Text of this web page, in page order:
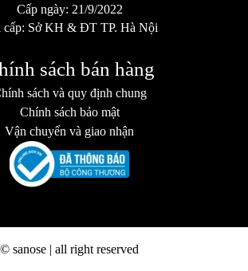
Cấp ngày: 21/9/2022
cấp: Sở KH & ĐT TP. Hà Nội
sách bán hàng
sách và quy định chung
Chính sách bảo mật
Vận chuyển và giao nhận
© sanose | all right reserved